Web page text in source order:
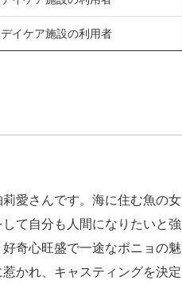
デイケア施設の利用者
愛さんです。海に住む魚の女
て自分も人間になりたいと強
奇心旺盛で一途なポニョの魅
かれ、キャスティングを決定